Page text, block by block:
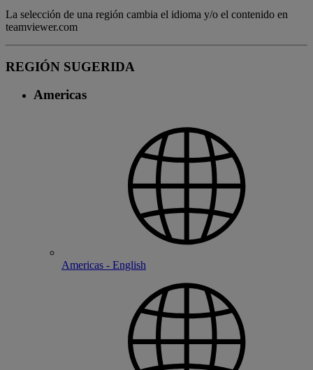
La selección de una región cambia el idioma y/o el contenido en
teamviewer.com
REGIÓN SUGERIDA
Americas
Americas - English